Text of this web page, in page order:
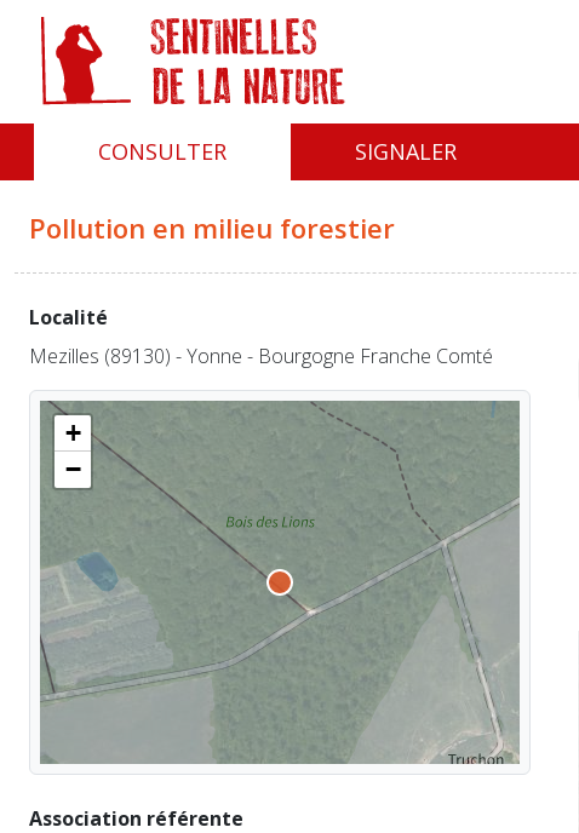
CONSULTER SIGNALER
Pollution en milieu forestier
Localité
Mezilles (89130) - Yonne - Bourgogne Franche Comté
+
−
Association référente
Panneau de gestion des cookies